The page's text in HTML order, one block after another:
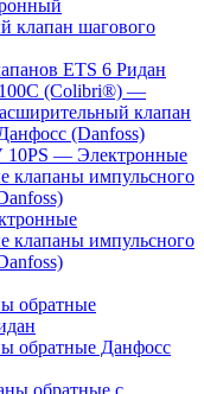
клапан шагового
ETS 6 Ридан
(Colibri®) —
клапан
(Danfoss)
10PS — Электронные
клапаны импульсного
клапаны импульсного
обратные
обратные Данфосс
обратные с